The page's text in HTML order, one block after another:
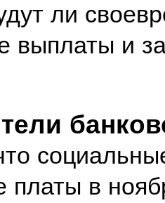
ли
выплаты и
платы в